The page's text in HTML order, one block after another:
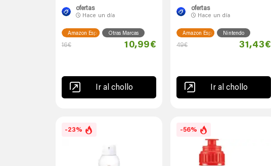
ofertas
Hace un día
Amazon España Otras Marcas
16€ 10,99€
Ir al chollo
ofertas
Hace un día
Amazon España Nintendo
49€ 31,43€
Ir al chollo
-23% -56%